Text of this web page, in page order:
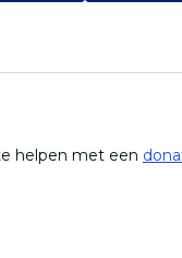
helpen met een